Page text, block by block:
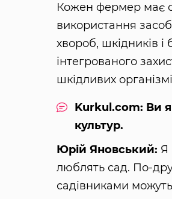
Кожен фермер має
використання
хвороб, шкідників і
інтегрованого
шкідливих
Kurkul.com: Ви
культур.
Юрій Яновський: Я
люблять сад. По-
садівниками